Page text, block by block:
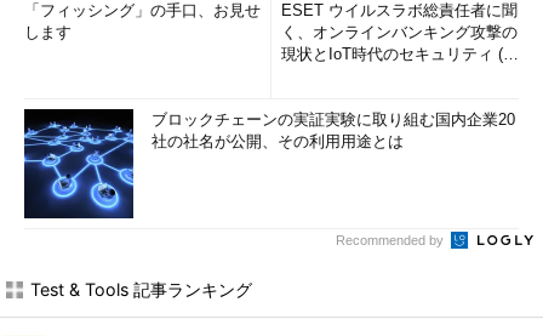
「フィッシング」の手口、お見せ
します
ESET ウイルスラボ総責任者に聞
く、オンラインバンキング攻撃の
現状とIoT時代のセキュリティ (1/
ブロックチェーンの実証実験に取り組む国内企業20
社の社名が公開、その利用用途とは
Recommended by
Test & Tools 記事ランキング